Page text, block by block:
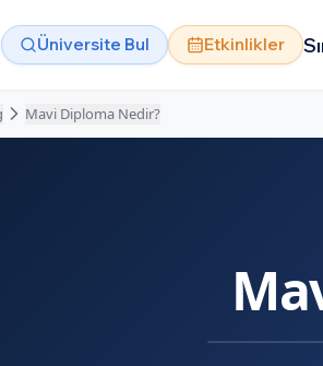
Üniversite Bul Etkinlikler
Mavi Diploma Nedir?